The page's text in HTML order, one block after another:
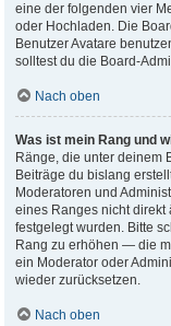
eine der folgenden vier
oder Hochladen. Die
Benutzer Avatare
solltest du die Board-
Nach oben
Was ist mein Rang und
Ränge, die unter deinem
Beiträge du bislang
Moderatoren und
eines Ranges nicht direkt
festgelegt wurden. Bitte
Rang zu erhöhen — die
ein Moderator oder
wieder zurücksetzen.
Nach oben